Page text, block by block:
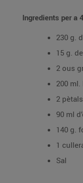
Ingredients per a
230 g.
15 g.
2 ous
200
2
90 ml
140 g.
1
Sal